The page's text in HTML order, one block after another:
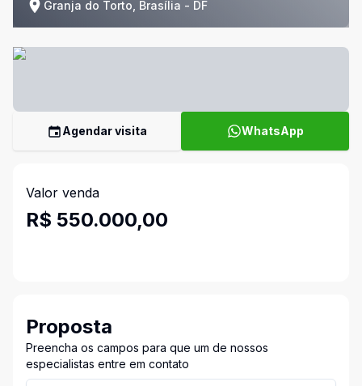
Granja do Torto, Brasília - DF
Agendar visita WhatsApp
Valor venda
R$ 550.000,00
Proposta
Preencha os campos para que um de nossos
especialistas entre em contato